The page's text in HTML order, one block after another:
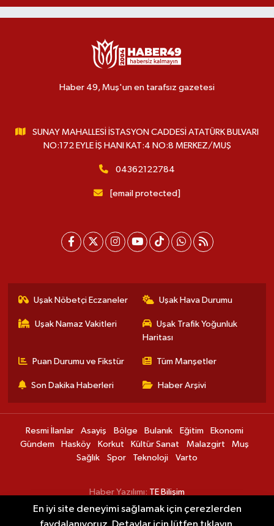
Haber 49, Muş'un en tarafsız gazetesi
SUNAY MAHALLESİ İSTASYON CADDESİ ATATÜRK BULVARI
NO:172 EYLE İŞ HANI KAT:4 NO:8 MERKEZ/MUŞ
04362122784
[email protected]
Uşak Nöbetçi Eczaneler Uşak Hava Durumu
Uşak Namaz Vakitleri
Uşak Trafik Yoğunluk
Haritası
Puan Durumu ve Fikstür Tüm Manşetler
Son Dakika Haberleri Haber Arşivi
Resmi İlanlar Asayiş Bölge Bulanık Eğitim
Ekonomi
Gündem
Hasköy Korkut Kültür Sanat Malazgirt
Muş
Sağlık
Spor Teknoloji Varto
Haber Yazılımı: TE Bilişim
En iyi site deneyimi sağlamak için çerezlerden